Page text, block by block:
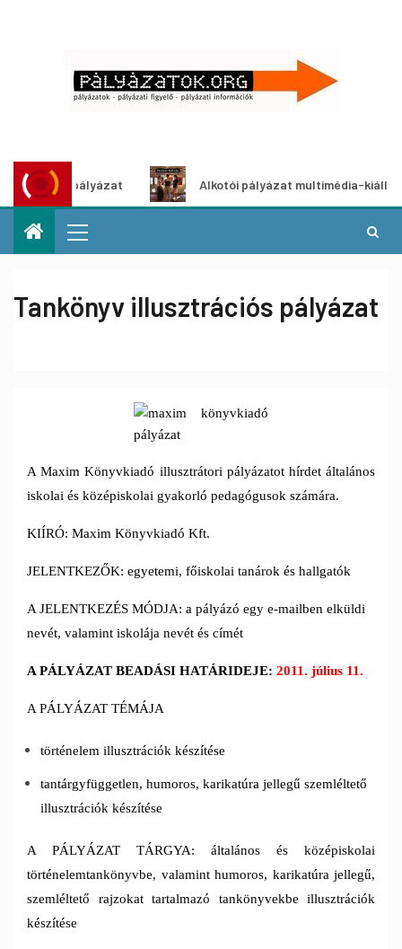
Alkotói pályázat multimédia-kiállításhoz
Tankönyv illusztrációs pályázat
A Maxim Könyvkiadó illusztrátori pályázatot hírdet általános
iskolai és középiskolai gyakorló pedagógusok számára.
KIÍRÓ: Maxim Könyvkiadó Kft.
JELENTKEZŐK: egyetemi, főiskolai tanárok és hallgatók
A JELENTKEZÉS MÓDJA: a pályázó egy e-mailben elküldi
nevét, valamint iskolája nevét és címét
A PÁLYÁZAT BEADÁSI HATÁRIDEJE: 2011. július 11.
A PÁLYÁZAT TÉMÁJA
történelem illusztrációk készítése
tantárgyfüggetlen, humoros, karikatúra jellegű szemléltető
illusztrációk készítése
A PÁLYÁZAT TÁRGYA: általános és középiskolai
történelemtankönyvbe, valamint humoros, karikatúra jellegű,
szemléltető rajzokat tartalmazó tankönyvekbe illusztrációk
készítése